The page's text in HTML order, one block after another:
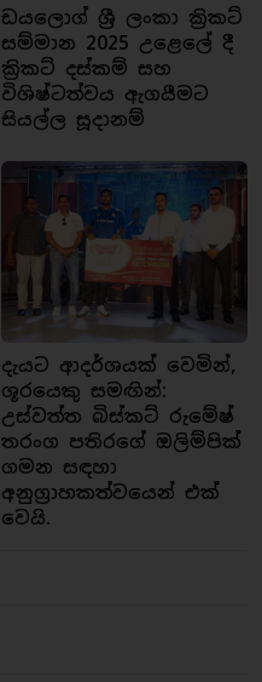
ඩයලොග් ශ්‍රී ලංකා ක්‍රිකට්
සම්මාන 2025 උළෙලේ දී
ක්‍රිකට් දස්කම් සහ
විශිෂ්ටත්වය ඇගයීමට
සියල්ල සූදානම්
දැයට ආදර්ශයක් වෙමින්,
ශූරයෙකු සමඟින්:
උස්වත්ත බිස්කට් රුමේෂ්
තරංග පතිරගේ ඔලිම්පික්
ගමන සඳහා
අනුග්‍රාහකත්වයෙන් එක්
වෙයි.